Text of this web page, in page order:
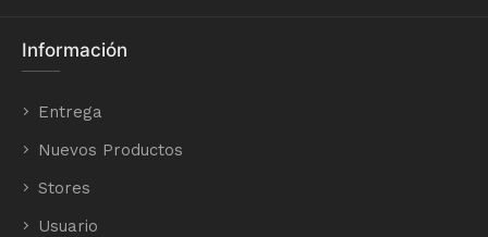
Información
Entrega
Nuevos Productos
Stores
Usuario